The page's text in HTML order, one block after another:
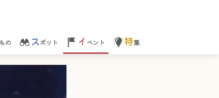
の スポット イ ベント 特集